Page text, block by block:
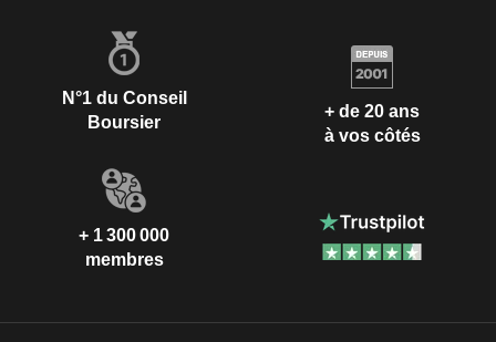
N°1 du Conseil
Boursier
+ de 20 ans
à vos côtés
+ 1 300 000
membres